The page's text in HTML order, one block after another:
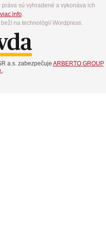
sú vyhradené a vykonáva ich
viac info.
na technológií Wordpress.
a.s. zabezpečuje ARBERTO GROUP
.